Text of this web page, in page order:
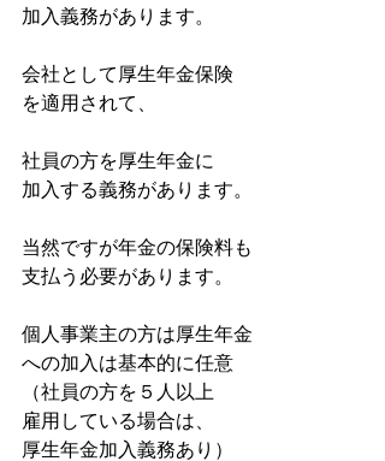
加入義務があります。
会社として厚生年金保険
を適用されて、
社員の方を厚生年金に
加入する義務があります。
当然ですが年金の保険料も
支払う必要があります。
個人事業主の方は厚生年金
への加入は基本的に任意
（社員の方を５人以上
雇用している場合は、
厚生年金加入義務あり）